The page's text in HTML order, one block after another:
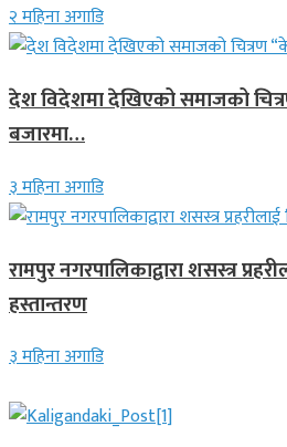
२ महिना अगाडि
देश विदेशमा देखिएको समाजको
बजारमा…
३ महिना अगाडि
रामपुर नगरपालिकाद्वारा शसस्त्र
हस्तान्तरण
३ महिना अगाडि